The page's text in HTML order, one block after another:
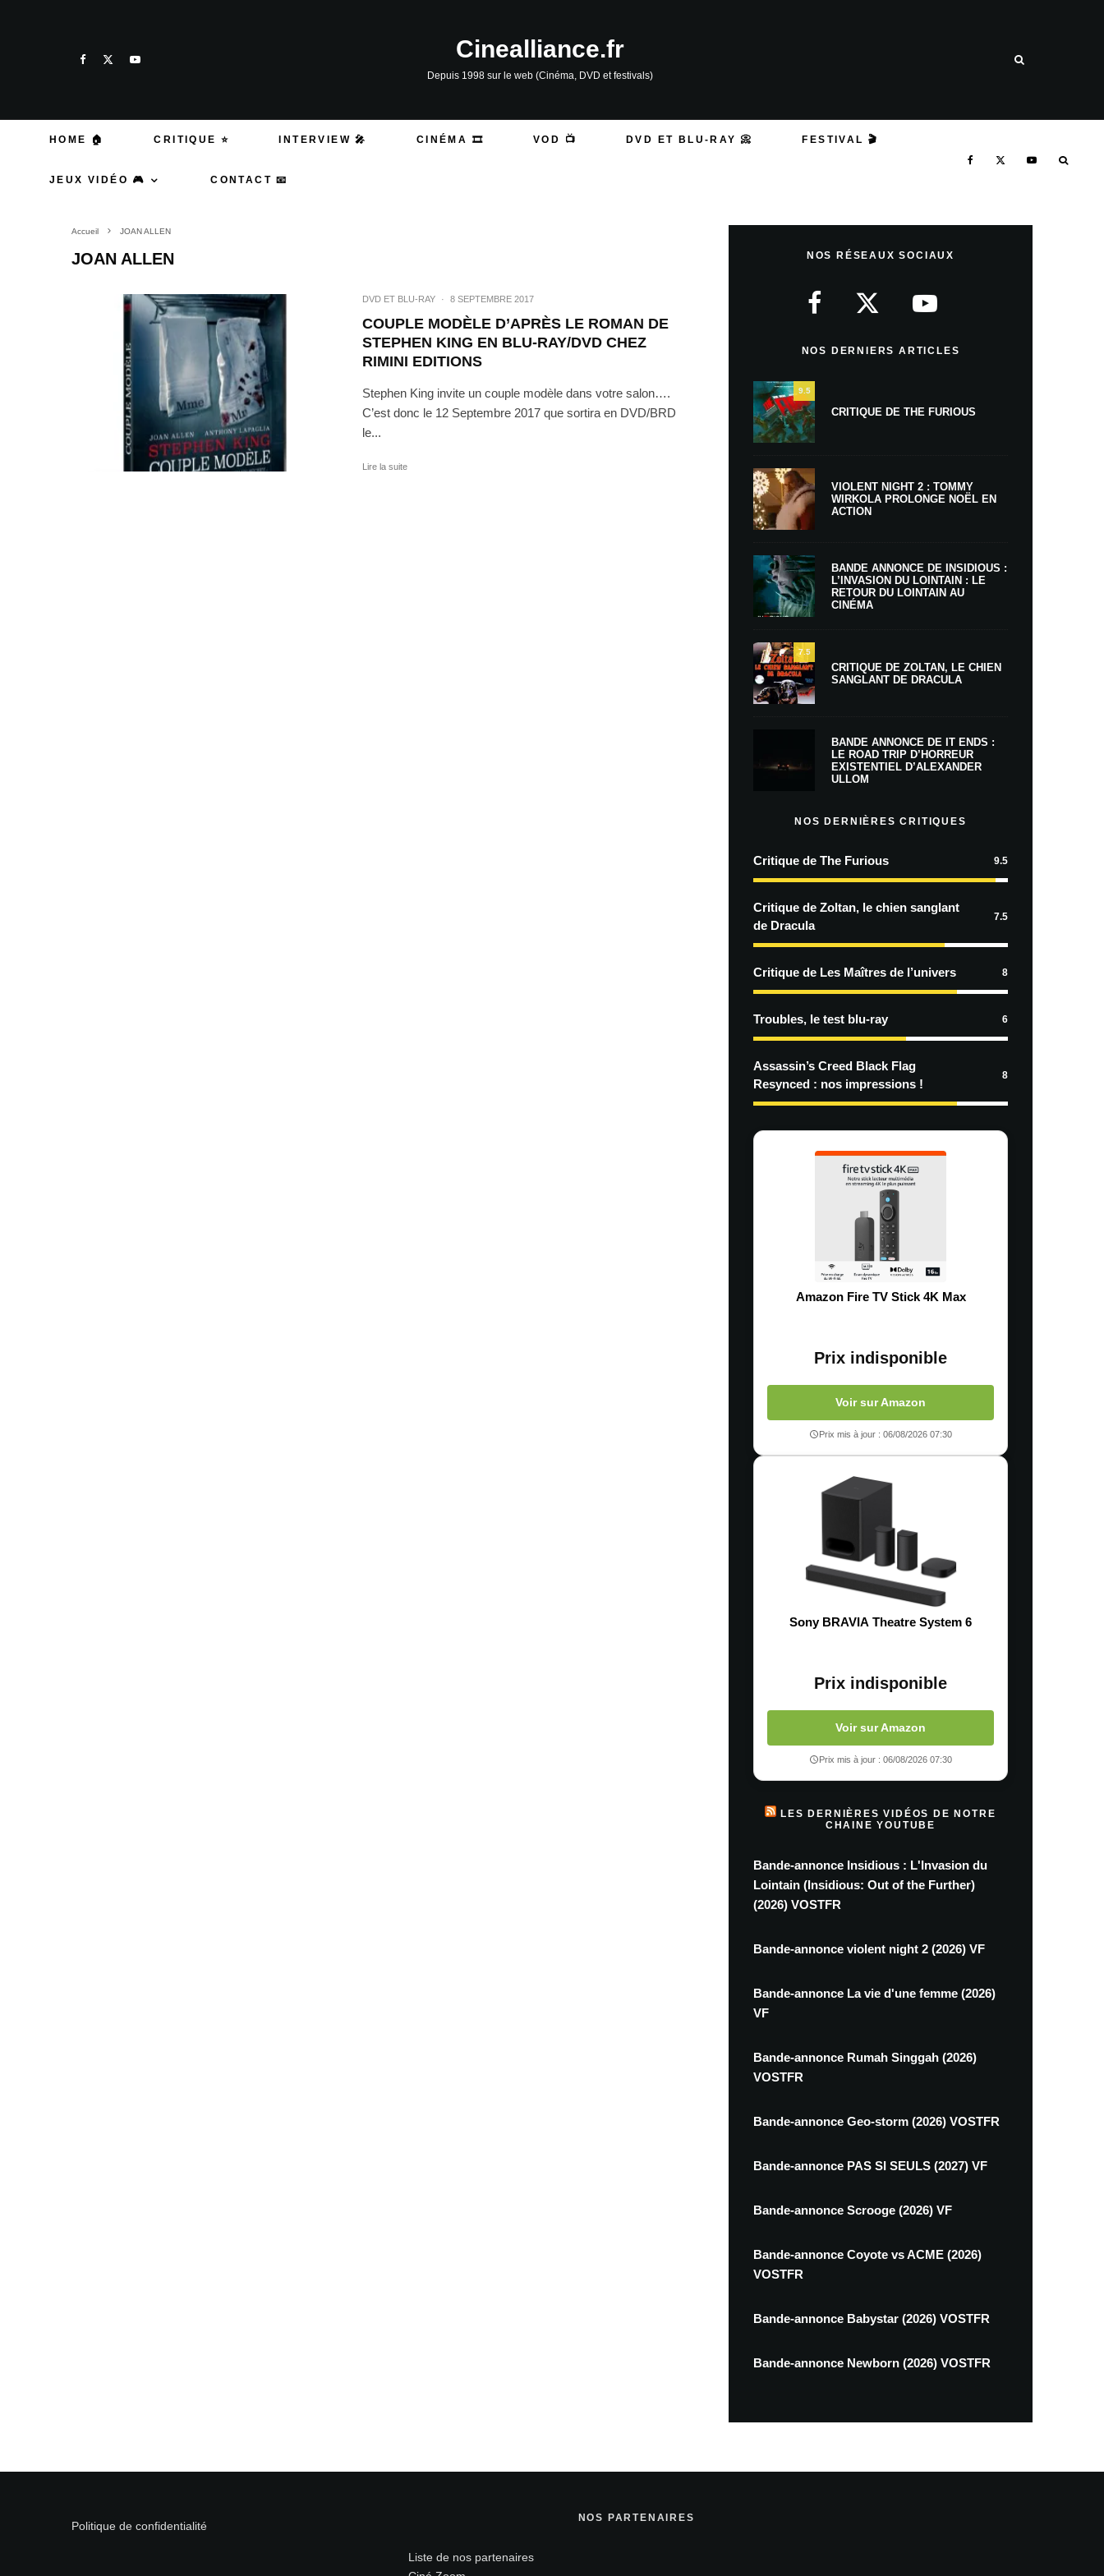
Cinealliance.fr
Depuis 1998 sur le web (Cinéma, DVD et festivals)
HOME 🏠 CRITIQUE ⭐ INTERVIEW 🎤 CINÉMA 🎞️ VOD 📺 DVD ET BLU-RAY 📀 FESTIVAL 🎬
JEUX VIDÉO 🎮 CONTACT 📧
Accueil JOAN ALLEN
JOAN ALLEN
DVD ET BLU-RAY · 8 SEPTEMBRE 2017
COUPLE MODÈLE D’APRÈS LE ROMAN DE
STEPHEN KING EN BLU-RAY/DVD CHEZ
RIMINI EDITIONS
Stephen King invite un couple modèle dans votre salon….
C’est donc le 12 Septembre 2017 que sortira en DVD/BRD
le...
Lire la suite
NOS RÉSEAUX SOCIAUX
NOS DERNIERS ARTICLES
9.5
CRITIQUE DE THE FURIOUS
VIOLENT NIGHT 2 : TOMMY
WIRKOLA PROLONGE NOËL EN
ACTION
BANDE ANNONCE DE INSIDIOUS :
L’INVASION DU LOINTAIN : LE
RETOUR DU LOINTAIN AU
CINÉMA
7.5
CRITIQUE DE ZOLTAN, LE CHIEN
SANGLANT DE DRACULA
BANDE ANNONCE DE IT ENDS :
LE ROAD TRIP D’HORREUR
EXISTENTIEL D’ALEXANDER
ULLOM
NOS DERNIÈRES CRITIQUES
Critique de The Furious 9.5
Critique de Zoltan, le chien sanglant
de Dracula
7.5
Critique de Les Maîtres de l’univers 8
Troubles, le test blu-ray 6
Assassin’s Creed Black Flag
Resynced : nos impressions !
8
Amazon Fire TV Stick 4K Max
Prix indisponible
Voir sur Amazon
Prix mis à jour : 06/08/2026 07:30
Sony BRAVIA Theatre System 6
Prix indisponible
Voir sur Amazon
Prix mis à jour : 06/08/2026 07:30
LES DERNIÈRES VIDÉOS DE NOTRE
CHAINE YOUTUBE
Bande-annonce Insidious : L'Invasion du
Lointain (Insidious: Out of the Further)
(2026) VOSTFR
Bande-annonce violent night 2 (2026) VF
Bande-annonce La vie d'une femme (2026)
VF
Bande-annonce Rumah Singgah (2026)
VOSTFR
Bande-annonce Geo-storm (2026) VOSTFR
Bande-annonce PAS SI SEULS (2027) VF
Bande-annonce Scrooge (2026) VF
Bande-annonce Coyote vs ACME (2026)
VOSTFR
Bande-annonce Babystar (2026) VOSTFR
Bande-annonce Newborn (2026) VOSTFR
Politique de confidentialité
NOS PARTENAIRES
Liste de nos partenaires